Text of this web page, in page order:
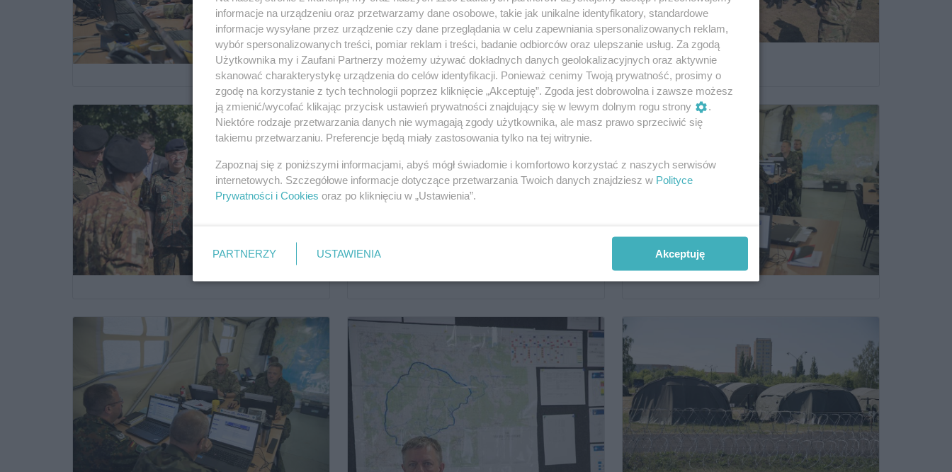
informacje na urządzeniu oraz przetwarzamy dane osobowe, takie jak unikalne identyfikatory, standardowe
informacje wysyłane przez urządzenie czy dane przeglądania w celu zapewniania spersonalizowanych reklam,
wybór spersonalizowanych treści, pomiar reklam i treści, badanie odbiorców oraz ulepszanie usług. Za zgodą
Użytkownika my i Zaufani Partnerzy możemy używać dokładnych danych geolokalizacyjnych oraz aktywnie
skanować charakterystykę urządzenia do celów identyfikacji. Ponieważ cenimy Twoją prywatność, prosimy o
zgodę na korzystanie z tych technologii poprzez kliknięcie „Akceptuję”. Zgoda jest dobrowolna i zawsze możesz
ją zmienić/wycofać klikając przycisk ustawień prywatności znajdujący się w lewym dolnym rogu strony
.
Niektóre rodzaje przetwarzania danych nie wymagają zgody użytkownika, ale masz prawo sprzeciwić się
takiemu przetwarzaniu. Preferencje będą miały zastosowania tylko na tej witrynie.
Zapoznaj się z poniższymi informacjami, abyś mógł świadomie i komfortowo korzystać z naszych serwisów
internetowych. Szczegółowe informacje dotyczące przetwarzania Twoich danych znajdziesz w Polityce
Prywatności i Cookies oraz po kliknięciu w „Ustawienia”.
PARTNERZY USTAWIENIA Akceptuję